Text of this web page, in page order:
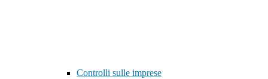
Controlli sulle imprese